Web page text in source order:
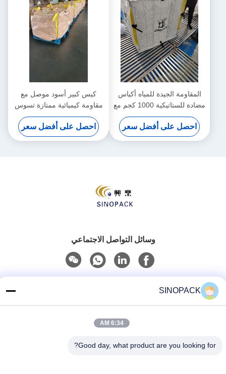
المقاومة الجيدة للمياه أكياس
مضادة للستاتيكية 1000 كجم مع
قوة الختم جيد
احصل على أفضل سعر
كيس كبير أسود موصل مع
مقاومة كيميائية ممتازة تسوس
ثابت 0.5 ثانية
احصل على أفضل سعر
وسائل التواصل الاجتماعي
SINOPACK
6:34 AM
Good day, what product are you looking for?